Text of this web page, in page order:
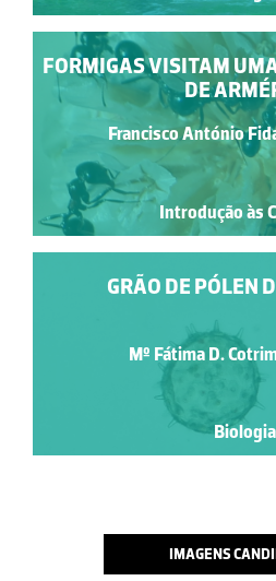
FORMIGAS VISITAM
DE
Francisco António
Introdução às
GRÃO DE PÓLEN
Mº Fátima D.
Biologia
IMAGENS